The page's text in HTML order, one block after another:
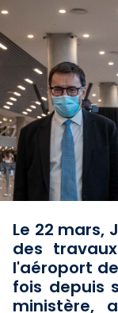
Le 22 mars,
des
l'aéroport
fois depuis
ministère,